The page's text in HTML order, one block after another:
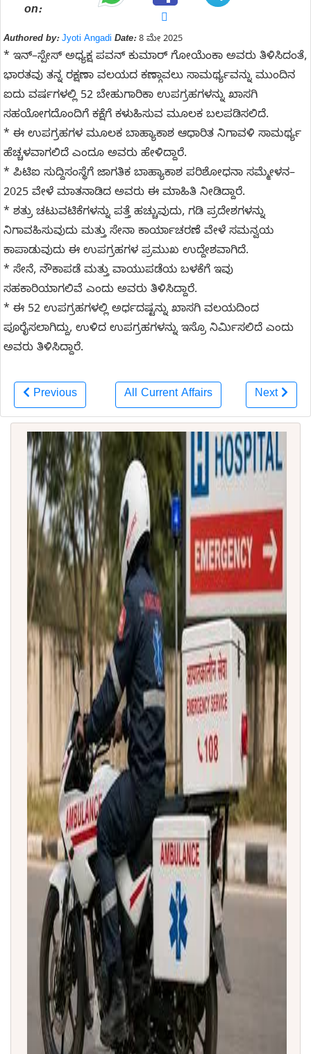
on:
Authored by: Jyoti Angadi Date:8 ಮೇ 2025
* ಇನ್–ಸ್ಪೇಸ್ ಅಧ್ಯಕ್ಷ ಪವನ್ ಕುಮಾರ್ ಗೋಯೆಂಕಾ ಅವರು ತಿಳಿಸಿದಂತೆ,
ಭಾರತವು ತನ್ನ ರಕ್ಷಣಾ ವಲಯದ ಕಣ್ಗಾವಲು ಸಾಮರ್ಥ್ಯವನ್ನು ಮುಂದಿನ
ಐದು ವರ್ಷಗಳಲ್ಲಿ 52 ಬೇಹುಗಾರಿಕಾ ಉಪಗ್ರಹಗಳನ್ನು ಖಾಸಗಿ
ಸಹಯೋಗದೊಂದಿಗೆ ಕಕ್ಷೆಗೆ ಕಳುಹಿಸುವ ಮೂಲಕ ಬಲಪಡಿಸಲಿದೆ.
* ಈ ಉಪಗ್ರಹಗಳ ಮೂಲಕ ಬಾಹ್ಯಾಕಾಶ ಆಧಾರಿತ ನಿಗಾವಳಿ ಸಾಮರ್ಥ್ಯ
ಹೆಚ್ಚಳವಾಗಲಿದೆ ಎಂದೂ ಅವರು ಹೇಳಿದ್ದಾರೆ.
* ಪಿಟಿಐ ಸುದ್ದಿಸಂಸ್ಥೆಗೆ ಜಾಗತಿಕ ಬಾಹ್ಯಾಕಾಶ ಪರಿಶೋಧನಾ ಸಮ್ಮೇಳನ–
2025 ವೇಳೆ ಮಾತನಾಡಿದ ಅವರು ಈ ಮಾಹಿತಿ ನೀಡಿದ್ದಾರೆ.
* ಶತ್ರು ಚಟುವಟಿಕೆಗಳನ್ನು ಪತ್ತೆ ಹಚ್ಚುವುದು, ಗಡಿ ಪ್ರದೇಶಗಳನ್ನು
ನಿಗಾವಹಿಸುವುದು ಮತ್ತು ಸೇನಾ ಕಾರ್ಯಾಚರಣೆ ವೇಳೆ ಸಮನ್ವಯ
ಕಾಪಾಡುವುದು ಈ ಉಪಗ್ರಹಗಳ ಪ್ರಮುಖ ಉದ್ದೇಶವಾಗಿದೆ.
* ಸೇನೆ, ನೌಕಾಪಡೆ ಮತ್ತು ವಾಯುಪಡೆಯ ಬಳಕೆಗೆ ಇವು
ಸಹಕಾರಿಯಾಗಲಿವೆ ಎಂದು ಅವರು ತಿಳಿಸಿದ್ದಾರೆ.
* ಈ 52 ಉಪಗ್ರಹಗಳಲ್ಲಿ ಅರ್ಧದಷ್ಟನ್ನು ಖಾಸಗಿ ವಲಯದಿಂದ
ಪೂರೈಸಲಾಗಿದ್ದು, ಉಳಿದ ಉಪಗ್ರಹಗಳನ್ನು ಇಸ್ರೊ ನಿರ್ಮಿಸಲಿದೆ ಎಂದು
ಅವರು ತಿಳಿಸಿದ್ದಾರೆ.
Previous All Current Affairs Next